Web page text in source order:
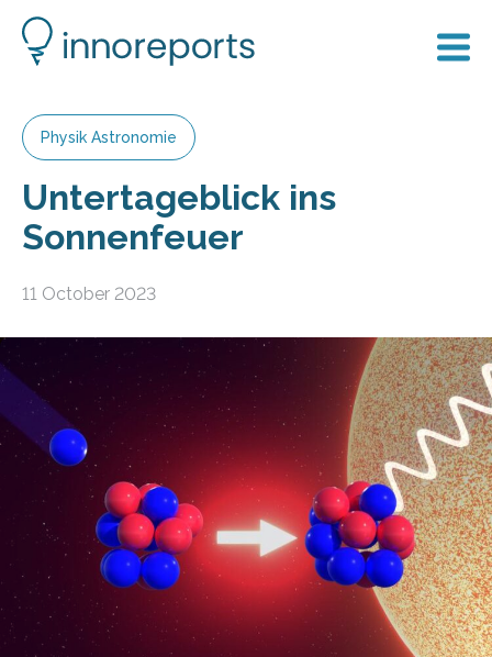
Physik Astronomie
Untertageblick ins
Sonnenfeuer
11 October 2023